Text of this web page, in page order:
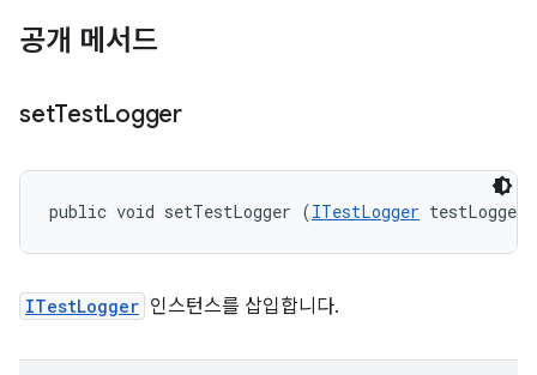
공개 메서드
setTestLogger
public void setTestLogger (ITestLogger testLogger)
ITestLogger 인스턴스를 삽입합니다.